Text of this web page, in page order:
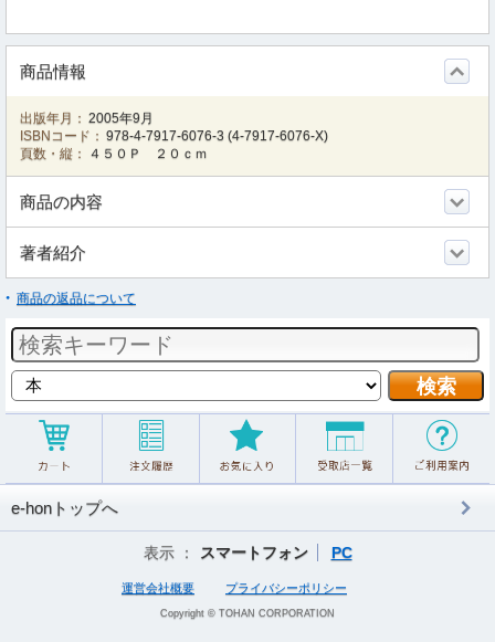
商品情報
出版年月： 2005年9月
ISBNコード： 978-4-7917-6076-3 (4-7917-6076-X)
頁数・縦：
４５０Ｐ ２０ｃｍ
商品の内容
著者紹介
商品の返品について
e-honトップへ
表示 ： スマートフォン PC
運営会社概要 プライバシーポリシー
Copyright © TOHAN CORPORATION